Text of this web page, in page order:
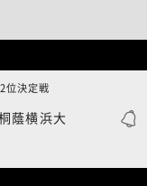
蔭横浜大
決定戦